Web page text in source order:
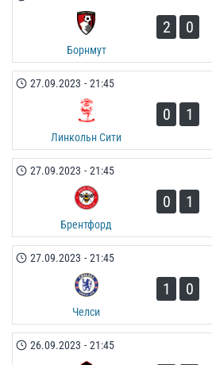
Борнмут
2 0
27.09.2023 - 21:45
Линкольн Сити
0 1
27.09.2023 - 21:45
Брентфорд
0 1
27.09.2023 - 21:45
Челси
1 0
26.09.2023 - 21:45